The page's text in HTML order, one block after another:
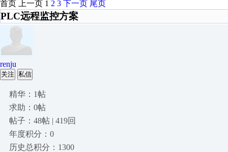
首页 上一页 1 2 3 下一页 尾页
PLC远程监控方案
renju
关注 私信
精华：1帖
求助：0帖
帖子：48帖 | 419回
年度积分：0
历史总积分：1300